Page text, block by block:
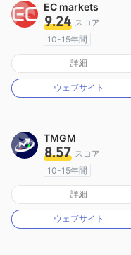
EC markets
9.24 スコア
10-15年間
オーストラリア規制
マーケットメイキングライセンス（MM）
MT4フルライセンス
詳細
ウェブサイト
TMGM
8.57 スコア
10-15年間
オーストラリア規制
マーケットメイキングライセンス（MM）
MT4フルライセンス
詳細
ウェブサイト